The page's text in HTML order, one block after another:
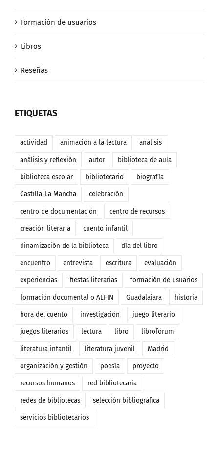
Formación de usuarios
Libros
Reseñas
ETIQUETAS
actividad animación a la lectura análisis
análisis y reflexión autor biblioteca de aula
biblioteca escolar bibliotecario biografía
Castilla-La Mancha celebración
centro de documentación centro de recursos
creación literaria cuento infantil
dinamización de la biblioteca día del libro
encuentro entrevista escritura evaluación
experiencias fiestas literarias formación de usuarios
formación documental o ALFIN Guadalajara historia
hora del cuento investigación juego literario
juegos literarios lectura libro librofórum
literatura infantil literatura juvenil Madrid
organización y gestión poesía proyecto
recursos humanos red bibliotecaria
redes de bibliotecas selección bibliográfica
servicios bibliotecarios